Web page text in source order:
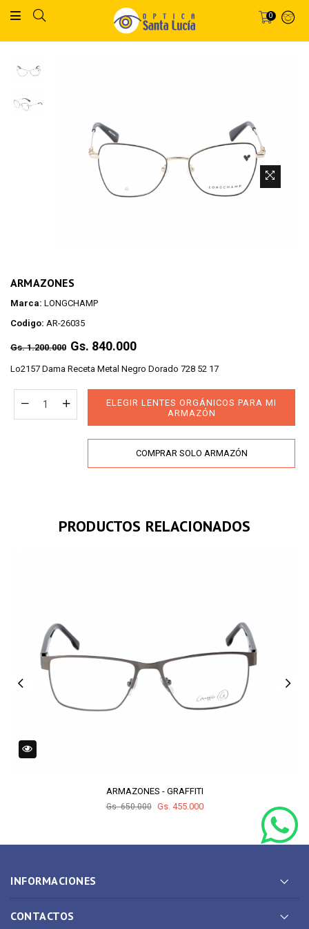
0
ARMAZONES
Marca: LONGCHAMP
Codigo: AR-26035
Regular
Gs. 1.200.000 Gs. 840.000
Lo2157 Dama Receta Metal Negro Dorado 728 52 17
ELEGIR LENTES ORGÁNICOS PARA MI
ARMAZÓN
COMPRAR SOLO ARMAZÓN
PRODUCTOS RELACIONADOS
ARMAZONES - GRAFFITI
Gs. 650.000 Gs. 455.000
INFORMACIONES
CONTACTOS